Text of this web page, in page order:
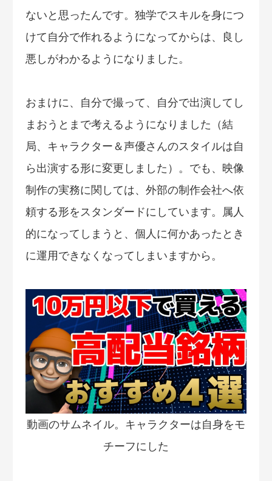
ないと思ったんです。独学でスキルを身につ
けて自分で作れるようになってからは、良し
悪しがわかるようになりました。
おまけに、自分で撮って、自分で出演してし
まおうとまで考えるようになりました（結
局、キャラクター＆声優さんのスタイルは自
ら出演する形に変更しました）。でも、映像
制作の実務に関しては、外部の制作会社へ依
頼する形をスタンダードにしています。属人
的になってしまうと、個人に何かあったとき
に運用できなくなってしまいますから。
動画のサムネイル。キャラクターは自身をモ
チーフにした